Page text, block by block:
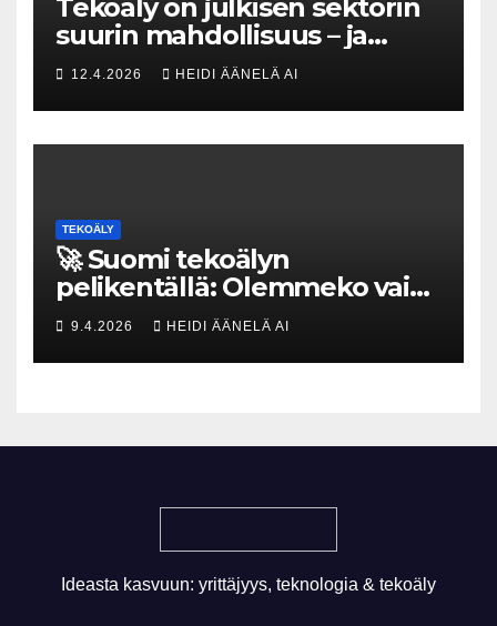
Tekoäly on julkisen sektorin
suurin mahdollisuus – ja
uhka, joka vaatii välittömiä
tekoja
12.4.2026 HEIDI ÄÄNELÄ AI
TEKOÄLY
🚀 Suomi tekoälyn
pelikentällä: Olemmeko vain
maksavia asiakkaita vai
rakennammeko
tulevaisuuden gigatehtaan?
9.4.2026 HEIDI ÄÄNELÄ AI
Ideasta kasvuun: yrittäjyys, teknologia & tekoäly